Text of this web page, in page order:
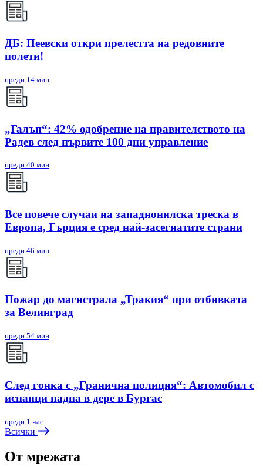
ДБ: Пеевски откри прелестта на редовните
полети!
преди 14 мин
„Галъп“: 42% одобрение на правителството на
Радев след първите 100 дни управление
преди 40 мин
Все повече случаи на западнонилска треска в
Европа, Гърция е сред най-засегнатите страни
преди 46 мин
Пожар до магистрала „Тракия“ при отбивката
за Велинград
преди 54 мин
След гонка с „Гранична полиция“: Автомобил с
испанци падна в дере в Бургас
преди 1 час
Всички
От мрежата